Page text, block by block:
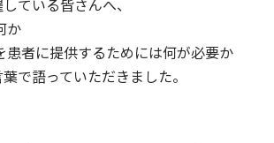
ている皆さんへ、
か
患者に提供するためには何が必要か
で語っていただきました。